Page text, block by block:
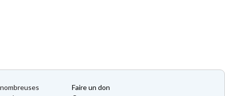
Faire un don